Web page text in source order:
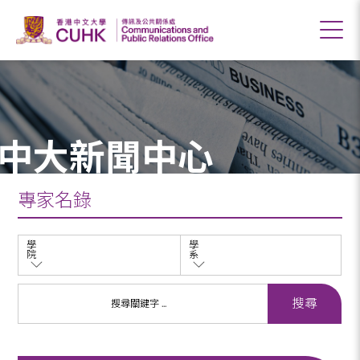
大新聞中心
專家名錄
學
院
學
系